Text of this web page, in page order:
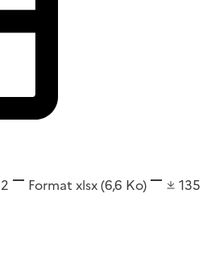
Format xlsx(6,6 Ko) 135